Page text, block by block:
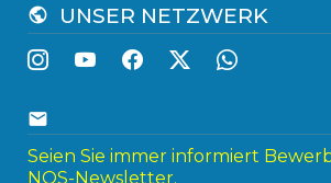
public UNSER NETZWERK
email
Seien Sie immer informiert
NOS-Newsletter.